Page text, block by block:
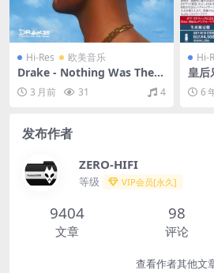
Hi-Res 欧美音乐
Drake - Nothing Was The S
ame (Deluxe) [Explicit]（20
13/FLAC/分轨/739M）(24bi
3 月前 31 4
Hi-
皇后
SO/
6
发布作者
ZERO-HIFI
等级 VIP会员[永久]
9404
文章
98
评论
查看作者其他文